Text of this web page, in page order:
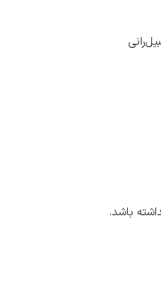
باشد.